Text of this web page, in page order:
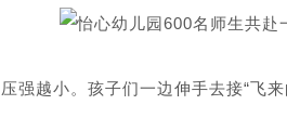
越小。孩子们一边伸手去接“飞